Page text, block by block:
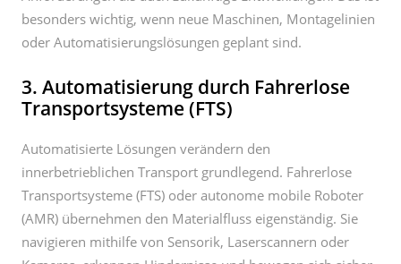
3. Automatisierung durch Fahrerlose
Transportsysteme (FTS)
Automatisierte Lösungen verändern den
innerbetrieblichen Transport grundlegend. Fahrerlose
(AMR) übernehmen den Materialfluss eigenständig. Sie
navigieren mithilfe von Sensorik, Laserscannern oder
Kameras, erkennen Hindernisse und bewegen sich sicher
durch Produktions- und Lagerumgebungen.